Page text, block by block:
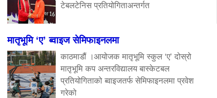
टेबलटेनिस प्रतियोगिताअन्तर्गत
मातृभूमि ‘ए’ ब्वाइज सेमिफाइनलमा
काठमाडौं ।आयोजक मातृभूमि स्कुल ‘ए’ दोस्रो
मातृभूमि कप अन्तरविद्यालय बास्केटबल
प्रतियोगिताको ब्वाइजतर्फ सेमिफाइनलमा प्रवेश
गरेको